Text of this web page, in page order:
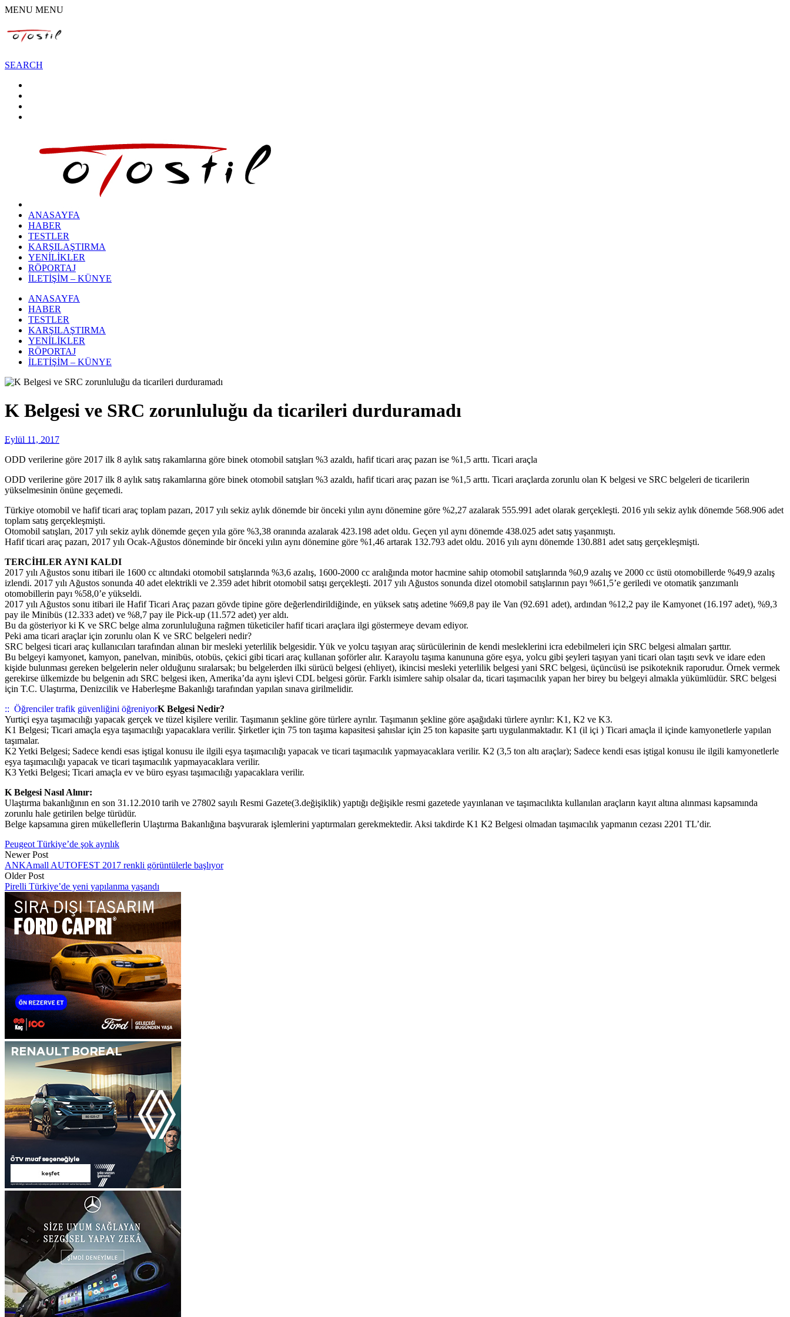
MENU MENU
SEARCH
ANASAYFA
HABER
TESTLER
KARŞILAŞTIRMA
YENİLİKLER
RÖPORTAJ
İLETİŞİM – KÜNYE
ANASAYFA
HABER
TESTLER
KARŞILAŞTIRMA
YENİLİKLER
RÖPORTAJ
İLETİŞİM – KÜNYE
K Belgesi ve SRC zorunluluğu da ticarileri durduramadı
Eylül 11, 2017
ODD verilerine göre 2017 ilk 8 aylık satış rakamlarına göre binek otomobil satışları %3 azaldı, hafif ticari araç pazarı ise %1,5 arttı. Ticari araçla
ODD verilerine göre 2017 ilk 8 aylık satış rakamlarına göre binek otomobil satışları %3 azaldı, hafif ticari araç pazarı ise %1,5 arttı. Ticari araçlarda zorunlu olan K belgesi ve SRC belgeleri de ticarilerin
yükselmesinin önüne geçemedi.
Türkiye otomobil ve hafif ticari araç toplam pazarı, 2017 yılı sekiz aylık dönemde bir önceki yılın aynı dönemine göre %2,27 azalarak 555.991 adet olarak gerçekleşti. 2016 yılı sekiz aylık dönemde 568.906 adet
toplam satış gerçekleşmişti.
Otomobil satışları, 2017 yılı sekiz aylık dönemde geçen yıla göre %3,38 oranında azalarak 423.198 adet oldu. Geçen yıl aynı dönemde 438.025 adet satış yaşanmıştı.
Hafif ticari araç pazarı, 2017 yılı Ocak-Ağustos döneminde bir önceki yılın aynı dönemine göre %1,46 artarak 132.793 adet oldu. 2016 yılı aynı dönemde 130.881 adet satış gerçekleşmişti.
TERCİHLER AYNI KALDI
2017 yılı Ağustos sonu itibari ile 1600 cc altındaki otomobil satışlarında %3,6 azalış, 1600-2000 cc aralığında motor hacmine sahip otomobil satışlarında %0,9 azalış ve 2000 cc üstü otomobillerde %49,9 azalış
izlendi. 2017 yılı Ağustos sonunda 40 adet elektrikli ve 2.359 adet hibrit otomobil satışı gerçekleşti. 2017 yılı Ağustos sonunda dizel otomobil satışlarının payı %61,5’e geriledi ve otomatik şanzımanlı
otomobillerin payı %58,0’e yükseldi.
2017 yılı Ağustos sonu itibari ile Hafif Ticari Araç pazarı gövde tipine göre değerlendirildiğinde, en yüksek satış adetine %69,8 pay ile Van (92.691 adet), ardından %12,2 pay ile Kamyonet (16.197 adet), %9,3
pay ile Minibüs (12.333 adet) ve %8,7 pay ile Pick-up (11.572 adet) yer aldı.
Bu da gösteriyor ki K ve SRC belge alma zorunluluğuna rağmen tüketiciler hafif ticari araçlara ilgi göstermeye devam ediyor.
Peki ama ticari araçlar için zorunlu olan K ve SRC belgeleri nedir?
SRC belgesi ticari araç kullanıcıları tarafından alınan bir mesleki yeterlilik belgesidir. Yük ve yolcu taşıyan araç sürücülerinin de kendi mesleklerini icra edebilmeleri için SRC belgesi almaları şarttır.
Bu belgeyi kamyonet, kamyon, panelvan, minibüs, otobüs, çekici gibi ticari araç kullanan şoförler alır. Karayolu taşıma kanununa göre eşya, yolcu gibi şeyleri taşıyan yani ticari olan taşıtı sevk ve idare eden
kişide bulunması gereken belgelerin neler olduğunu sıralarsak; bu belgelerden ilki sürücü belgesi (ehliyet), ikincisi mesleki yeterlilik belgesi yani SRC belgesi, üçüncüsü ise psikoteknik raporudur. Örnek vermek
gerekirse ülkemizde bu belgenin adı SRC belgesi iken, Amerika’da aynı işlevi CDL belgesi görür. Farklı isimlere sahip olsalar da, ticari taşımacılık yapan her birey bu belgeyi almakla yükümlüdür. SRC belgesi
için T.C. Ulaştırma, Denizcilik ve Haberleşme Bakanlığı tarafından yapılan sınava girilmelidir.
:: Öğrenciler trafik güvenliğini öğreniyorK Belgesi Nedir?
Yurtiçi eşya taşımacılığı yapacak gerçek ve tüzel kişilere verilir. Taşımanın şekline göre türlere ayrılır. Taşımanın şekline göre aşağıdaki türlere ayrılır: K1, K2 ve K3.
K1 Belgesi; Ticari amaçla eşya taşımacılığı yapacaklara verilir. Şirketler için 75 ton taşıma kapasitesi şahıslar için 25 ton kapasite şartı uygulanmaktadır. K1 (il içi ) Ticari amaçla il içinde kamyonetlerle yapılan
taşımalar.
K2 Yetki Belgesi; Sadece kendi esas iştigal konusu ile ilgili eşya taşımacılığı yapacak ve ticari taşımacılık yapmayacaklara verilir. K2 (3,5 ton altı araçlar); Sadece kendi esas iştigal konusu ile ilgili kamyonetlerle
eşya taşımacılığı yapacak ve ticari taşımacılık yapmayacaklara verilir.
K3 Yetki Belgesi; Ticari amaçla ev ve büro eşyası taşımacılığı yapacaklara verilir.
K Belgesi Nasıl Alınır:
Ulaştırma bakanlığının en son 31.12.2010 tarih ve 27802 sayılı Resmi Gazete(3.değişiklik) yaptığı değişikle resmi gazetede yayınlanan ve taşımacılıkta kullanılan araçların kayıt altına alınması kapsamında
zorunlu hale getirilen belge türüdür.
Belge kapsamına giren mükelleflerin Ulaştırma Bakanlığına başvurarak işlemlerini yaptırmaları gerekmektedir. Aksi takdirde K1 K2 Belgesi olmadan taşımacılık yapmanın cezası 2201 TL’dir.
Peugeot Türkiye’de şok ayrılık
Newer Post
ANKAmall AUTOFEST 2017 renkli görüntülerle başlıyor
Older Post
Pirelli Türkiye’de yeni yapılanma yaşandı